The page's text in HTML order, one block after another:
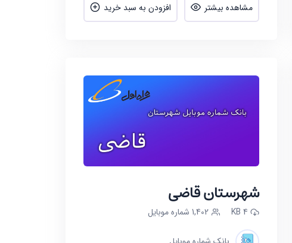
مشاهده بیشتر افزودن به سبد خرید
شهرستان قاضی
4 KB 1,402 شماره موبایل